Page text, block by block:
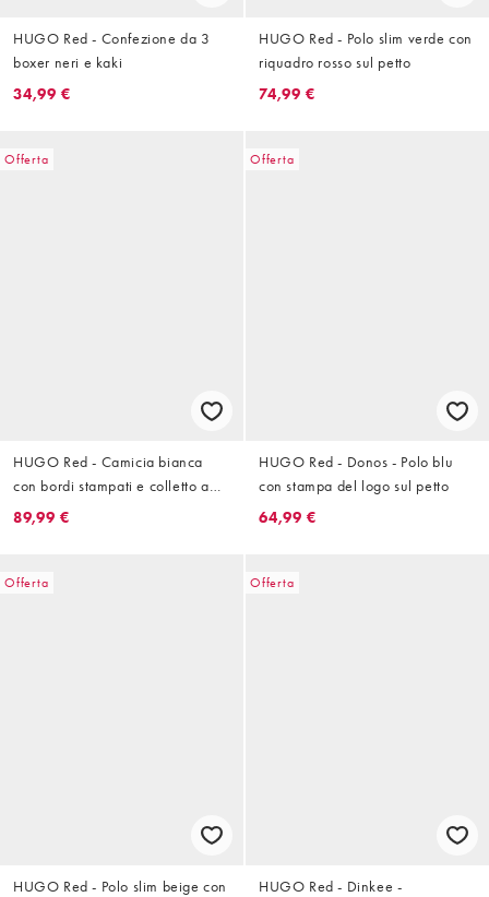
HUGO Red - Confezione da 3
boxer neri e kaki
34,99 €
HUGO Red - Polo slim verde con
riquadro rosso sul petto
74,99 €
Offerta
HUGO Red - Camicia bianca
con bordi stampati e colletto a
rever
89,99 €
Offerta
HUGO Red - Donos - Polo blu
con stampa del logo sul petto
64,99 €
Offerta
HUGO Red - Polo slim beige con
Offerta
HUGO Red - Dinkee -